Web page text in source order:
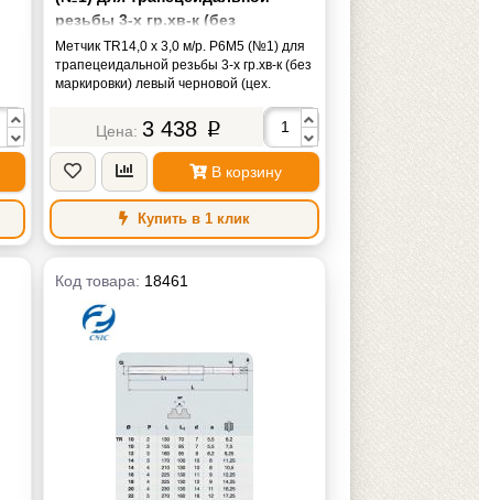
резьбы 3-х гр.хв-к (без
маркировки) левый черновой
(цех. изгот.)
Метчик TR14,0 х 3,0 м/р. Р6М5 (№1) для
трапецеидальной резьбы 3-х гр.хв-к (без
маркировки) левый черновой (цех.
3 438 p
В корзину
Купить в 1 клик
Код товара: 18461